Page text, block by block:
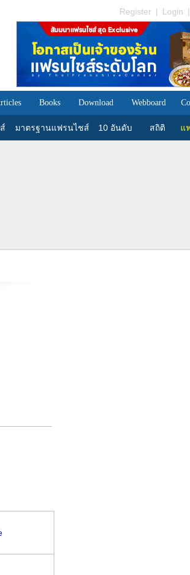
Register | Login |
Books Download Webboard
มาตรฐานแฟรนไชส์ 10 อันดับ สถิติ แ